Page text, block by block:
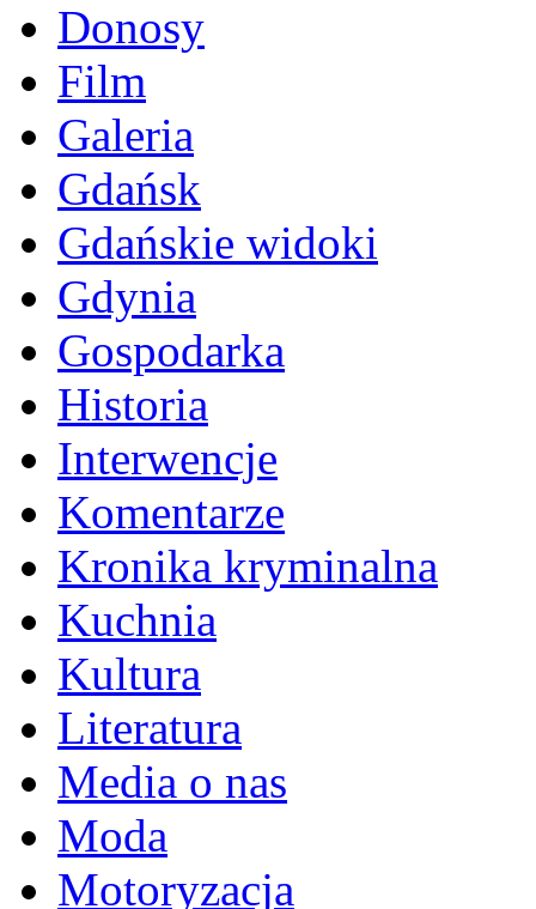
Donosy
Film
Galeria
Gdańsk
Gdańskie widoki
Gdynia
Gospodarka
Historia
Interwencje
Komentarze
Kronika kryminalna
Kuchnia
Kultura
Literatura
Media o nas
Moda
Motoryzacja